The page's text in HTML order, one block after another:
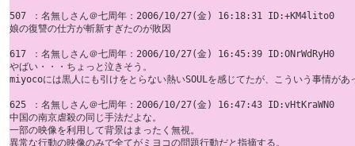
507 ：名無しさん＠七周年：2006/10/27(金) 16:18:31 ID:+KM4lito0
娘の復讐の仕方が斬新すぎたのが敗因
617 ：名無しさん＠七周年：2006/10/27(金) 16:45:39 ID:ONrWdRyH0
やばい・・・ちょっと泣きそう。
miyocoには黒人にも引けをとらない熱いSOULを感じてたが、こういう事情があ
625 ：名無しさん＠七周年：2006/10/27(金) 16:47:43 ID:vHtKraWN0
中国の南京虐殺の同じ手法だよな。
一部の映像を利用して背景はまったく無視。
異常な行動の映像のみで全てがミヨコの問題行動だと指摘する。